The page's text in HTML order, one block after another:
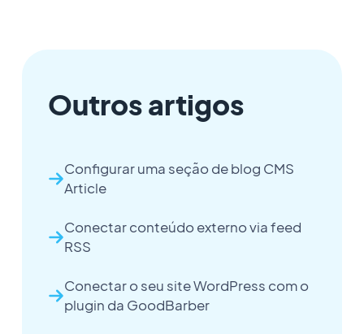
Outros artigos
Configurar uma seção de blog CMS
Article
Conectar conteúdo externo via feed
RSS
Conectar o seu site WordPress com o
plugin da GoodBarber